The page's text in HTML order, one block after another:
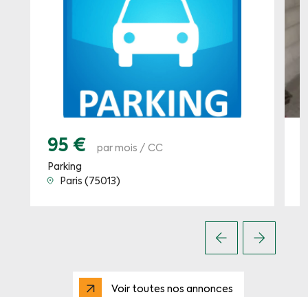
95 €
par mois / CC
Parking
Paris (75013)
Voir toutes nos annonces